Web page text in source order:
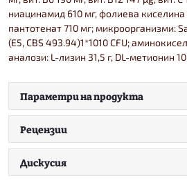
ниацинамид 610 мг, фолиева киселина
пантотенат 710 мг; микроорганизми:
(E5, CBS 493.94)1*1010 CFU;
аналози: L-лизин 31,5 г, DL-метионин
Параметри на продукта
Рецензии
Дискусия